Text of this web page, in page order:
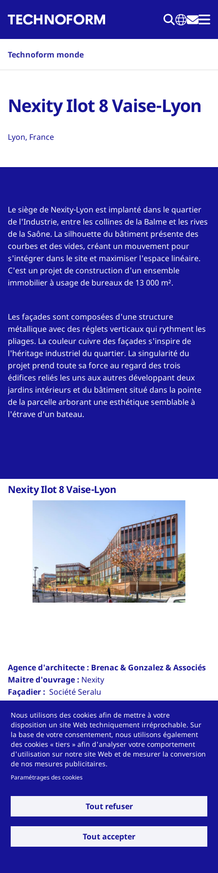
au
Technoform monde
Nexity Ilot 8 Vaise-Lyon
Lyon, France
Le siège de Nexity-Lyon est implanté dans le quartier
de l'Industrie, entre les collines de la Balme et les rives
de la Saône. La silhouette du bâtiment présente des
courbes et des vides, créant un mouvement pour
s'intégrer dans le site et maximiser l'espace linéaire.
C'est un projet de construction d'un ensemble
immobilier à usage de bureaux de 13 000 m².
Les façades sont composées d'une structure
métallique avec des réglets verticaux qui rythment les
pliages. La couleur cuivre des façades s'inspire de
l'héritage industriel du quartier. La singularité du
projet prend toute sa force au regard des trois
édifices reliés les uns aux autres développant deux
jardins intérieurs et du bâtiment situé dans la pointe
de la parcelle arborant une esthétique semblable à
l'étrave d'un bateau.
Nexity Ilot 8 Vaise-Lyon
Agence d'architecte : Brenac & Gonzalez & Associés
Maitre d'ouvrage : Nexity
Façadier : Société Seralu
DEVGLASS)
Surface vitrée :3000m²
Certifications des bâtiments écologiques:BREEAM,
Haute Qualité Environnementale, RT 2012
Solutions Technoform utilisées
:2022
Nous utilisons des cookies afin de mettre à votre
disposition un site Web techniquement irréprochable. Sur
la base de votre consentement, nous utilisons également
des cookies « tiers » afin d'analyser votre comportement
d'utilisation sur notre site Web et de mesurer la conversion
de nos mesures publicitaires.
Paramétrages des cookies
Tout refuser
Tout accepter